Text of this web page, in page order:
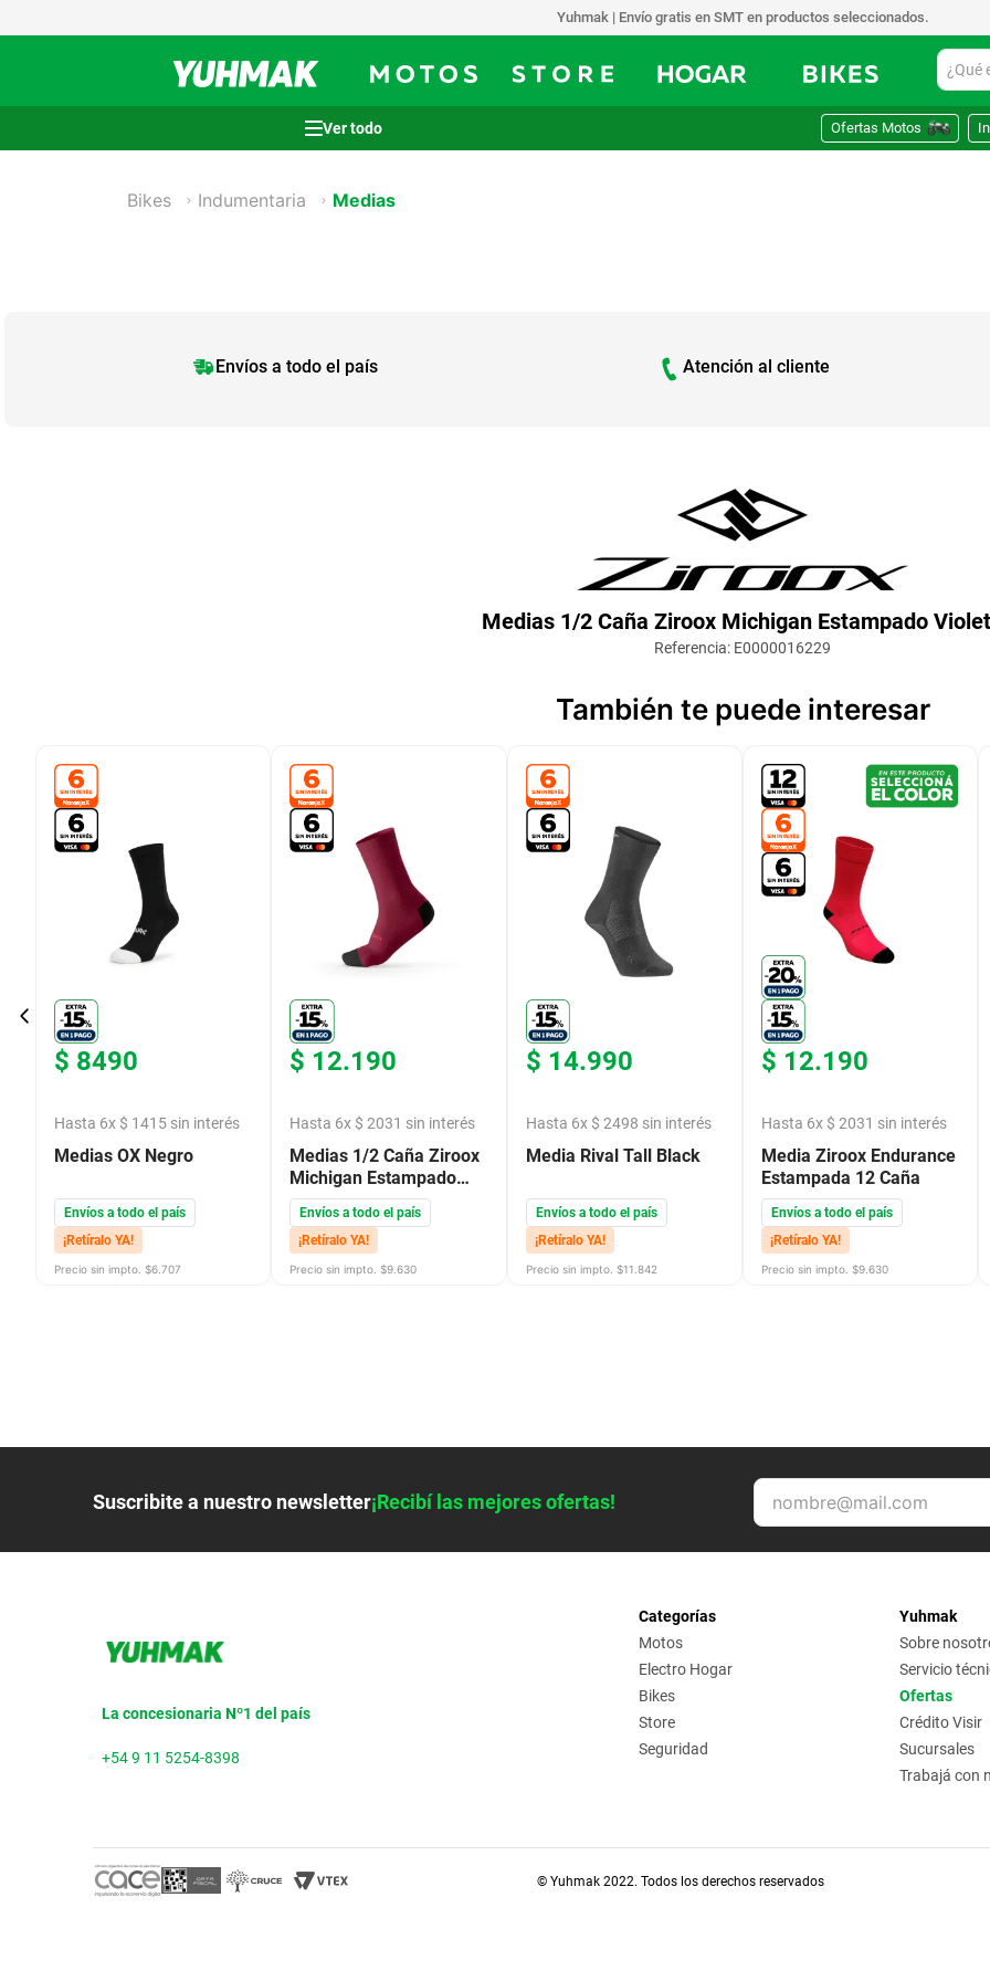
Yuhmak | Envío gratis en SMT en productos seleccionados.
¿Qué
Ofertas Motos
Bikes Indumentaria Medias
Envíos a todo el país Atención al cliente
Medias 1/2 Caña Ziroox Michigan Estampado
Referencia: E0000016229
También te puede interesar
$ 8490
Hasta 6x $ 1415sin interés
Medias OX Negro
Envíos a todo el país
¡Retíralo YA!
Precio sin impto. $6.707
$ 12.190
Hasta 6x $ 2031 sin interés
Medias 1/2 Caña Ziroox
Michigan Estampado
Violeta
Envíos a todo el país
¡Retíralo YA!
Precio sin impto. $9.630
$ 14.990
Hasta 6x $ 2498 sin interés
Media Rival Tall Black
Envíos a todo el país
¡Retíralo YA!
Precio sin impto. $11.842
$ 12.190
Hasta 6x $ 2031 sin interés
Media Ziroox Endurance
Estampada 12 Caña
Envíos a todo el país
¡Retíralo YA!
Precio sin impto. $9.630
Suscribite a nuestro newsletter¡Recibí las mejores ofertas!
La concesionaria Nº1 del país
+54 9 11 5254-8398
Categorías
Motos
Electro Hogar
Bikes
Store
Seguridad
Yuhmak
Sobre
Servicio
Ofertas
Crédito Visir
Sucursales
Trabajá con
© Yuhmak 2022. Todos los derechos reservados